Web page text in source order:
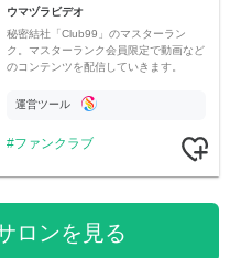
ウマヅラビデオ
秘密結社「Club99」のマスターラン
ク。マスターランク会員限定で動画など
のコンテンツを配信していきます。
運営ツール
ファンクラブ
ロンを見る